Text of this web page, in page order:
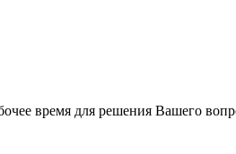
время для решения Вашего